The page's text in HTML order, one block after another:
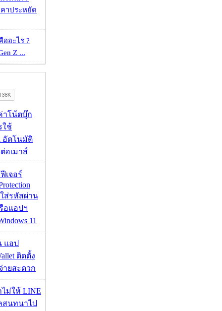
าประหยัด
ออะไร ?
Z ...
าโน้ตบุ๊ก
ใช้
อัตโนมัติ
อเมาส์
เจอร์
ส่รหัสผ่าน
อแอปฯ
11
แอป
ติดตั้ง
ายสะดวก
ม่ให้ LINE
สนทนาไป